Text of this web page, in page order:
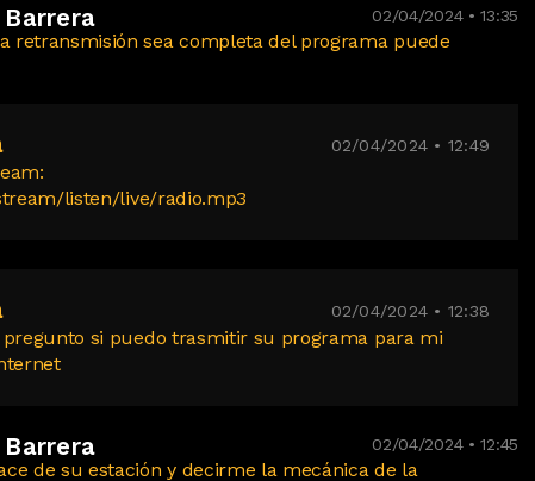
02/04/2024 • 13:35
retransmisión sea completa del programa puede
02/04/2024 • 12:49
listen/live/radio.mp3
02/04/2024 • 12:38
si puedo trasmitir su programa para mi
02/04/2024 • 12:45
de su estación y decirme la mecánica de la